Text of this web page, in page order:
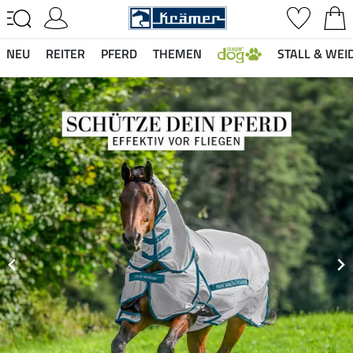
NEU REITER PFERD THEMEN STALL &